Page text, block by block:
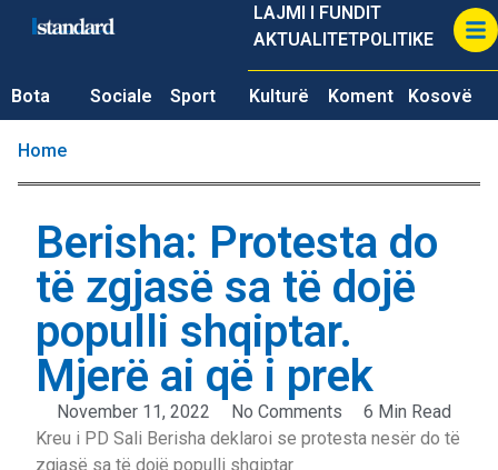
LAJMI I FUNDIT
AKTUALITETPOLITIKE
Bota Sociale Sport Kulturë Koment Kosovë
Home
Berisha: Protesta do
të zgjasë sa të dojë
populli shqiptar.
Mjerë ai që i prek
November 11, 2022 No Comments
6 Min Read
Kreu i PD Sali Berisha deklaroi se protesta nesër do të
zgjasë sa të dojë populli shqiptar